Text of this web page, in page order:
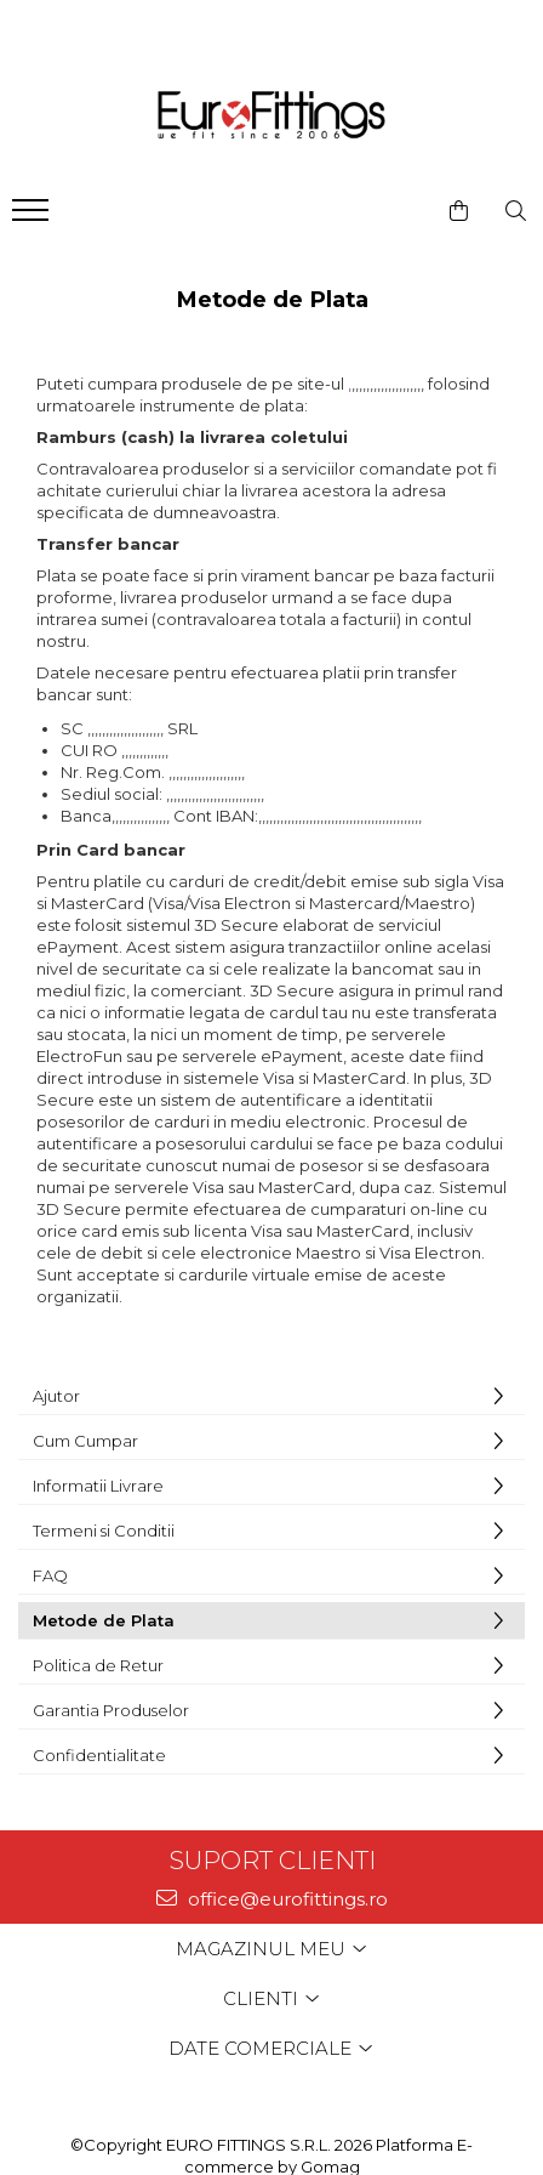
Instalatii de alimentare
Colectoare si distribuitoare
Garnituri si solutii etansare
Robineti si valve
Teava
Productie caldura si apa calda
Calorifere si accesorii
Sisteme de distributie multigaz
Componente de distributie a
gazelor
Metode de Plata
Puteti cumpara produsele de pe site-ul
,,,,,,,,,,,,,,,,,,,, folosind
urmatoarele instrumente de plata:
Ramburs (cash) la livrarea coletului
Contravaloarea produselor si a serviciilor comandate pot fi
achitate curierului chiar la livrarea acestora la adresa
specificata de dumneavoastra.
Transfer bancar
Plata se poate face si prin virament bancar pe baza facturii
proforme, livrarea produselor urmand a se face dupa
intrarea sumei (contravaloarea totala a facturii) in contul
nostru.
Datele necesare pentru efectuarea platii prin transfer
bancar sunt:
SC ,,,,,,,,,,,,,,,,,,,,, SRL
CUI RO ,,,,,,,,,,,,,
Nr. Reg.Com. ,,,,,,,,,,,,,,,,,,,,,
Sediul social: ,,,,,,,,,,,,,,,,,,,,,,,,,,,
Banca,,,,,,,,,,,,,,,, Cont IBAN:,,,,,,,,,,,,,,,,,,,,,,,,,,,,,,,,,,,,,,,,,,,,,
Prin Card bancar
Pentru platile cu carduri de credit/debit emise sub sigla Visa
si MasterCard (Visa/Visa Electron si Mastercard/Maestro)
este folosit sistemul 3D Secure elaborat de serviciul
ePayment. Acest sistem asigura tranzactiilor online acelasi
nivel de securitate ca si cele realizate la bancomat sau in
mediul fizic, la comerciant. 3D Secure asigura in primul rand
ca nici o informatie legata de cardul tau nu este transferata
sau stocata, la nici un moment de timp, pe serverele
ElectroFun sau pe serverele ePayment, aceste date fiind
direct introduse in sistemele Visa si MasterCard. In plus, 3D
Secure este un sistem de autentificare a identitatii
posesorilor de carduri in mediu electronic. Procesul de
autentificare a posesorului cardului se face pe baza codului
de securitate cunoscut numai de posesor si se desfasoara
numai pe serverele Visa sau MasterCard, dupa caz. Sistemul
3D Secure permite efectuarea de cumparaturi on-line cu
orice card emis sub licenta Visa sau MasterCard, inclusiv
cele de debit si cele electronice Maestro si Visa Electron.
Sunt acceptate si cardurile virtuale emise de aceste
organizatii.
Ajutor
Cum Cumpar
Informatii Livrare
Termeni si Conditii
FAQ
Metode de Plata
Politica de Retur
Garantia Produselor
Confidentialitate
SUPORT CLIENTI
office@eurofittings.ro
MAGAZINUL MEU
CLIENTI
DATE COMERCIALE
©Copyright EURO FITTINGS S.R.L. 2026 Platforma E-
commerce by Gomag